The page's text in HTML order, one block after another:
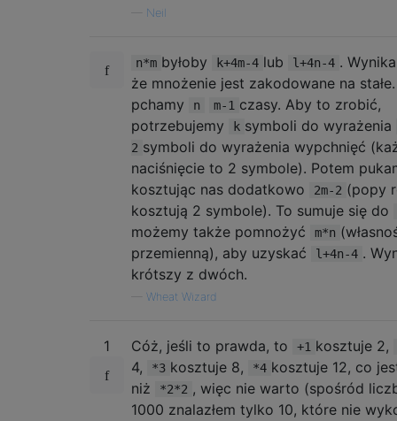
Neil
n*m byłoby k+4m-4 lub l+4n-4 .
że mnożenie jest zakodowane na
pchamy
n m-1 czasy. Aby to zrobić,
potrzebujemy
k symboli do wyrażenia
2 symboli do wyrażenia wypchnięć
naciśnięcie to 2 symbole). Potem
kosztując nas dodatkowo
2m-2 (popy
kosztują 2 symbole). To sumuje się do
możemy także pomnożyć
m*n
przemienną), aby uzyskać
l+4n-4 .
krótszy z dwóch.
Wheat Wizard
1 Cóż, jeśli to prawda, to +1 kosztuje 2,
4,
*3 kosztuje 8, *4 kosztuje 12, co
niż
*2*2 , więc nie warto (spośród
1000 znalazłem tylko 10, które nie